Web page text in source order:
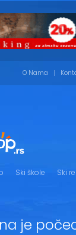
O Nama
Ski škole Ski
je